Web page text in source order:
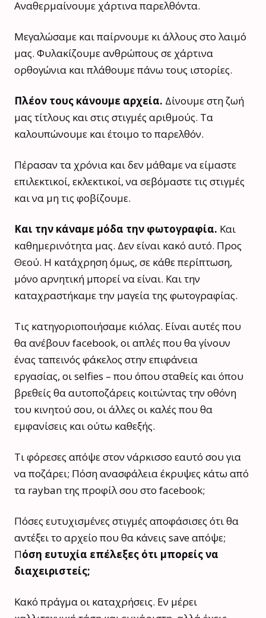
Αναθερμαίνουμε χάρτινα παρελθόντα.
Μεγαλώσαμε και παίρνουμε κι άλλους στο λαιμό
μας. Φυλακίζουμε ανθρώπους σε χάρτινα
ορθογώνια και πλάθουμε πάνω τους ιστορίες.
Πλέον τους κάνουμε αρχεία. Δίνουμε στη ζωή
μας τίτλους και στις στιγμές αριθμούς. Τα
καλουπώνουμε και έτοιμο το παρελθόν.
Πέρασαν τα χρόνια και δεν μάθαμε να είμαστε
επιλεκτικοί, εκλεκτικοί, να σεβόμαστε τις στιγμές
και να μη τις φοβίζουμε.
Και την κάναμε μόδα την φωτογραφία. Και
καθημερινότητα μας. Δεν είναι κακό αυτό. Προς
Θεού. Η κατάχρηση όμως, σε κάθε περίπτωση,
μόνο αρνητική μπορεί να είναι. Και την
καταχραστήκαμε την μαγεία της φωτογραφίας.
Τις κατηγοριοποιήσαμε κιόλας. Είναι αυτές που
θα ανέβουν facebook, oι απλές που θα γίνουν
ένας ταπεινός φάκελος στην επιφάνεια
εργασίας, οι selfies – που όπου σταθείς και όπου
βρεθείς θα αυτοποζάρεις κοιτώντας την οθόνη
του κινητού σου, οι άλλες οι καλές που θα
εμφανίσεις και ούτω καθεξής.
Τι φόρεσες απόψε στον νάρκισσο εαυτό σου για
να ποζάρει; Πόση ανασφάλεια έκρυψες κάτω από
τα rayban της προφίλ σου στο facebook;
Πόσες ευτυχισμένες στιγμές αποφάσισες ότι θα
αντέξει το αρχείο που θα κάνεις save απόψε;
Πόση ευτυχία επέλεξες ότι μπορείς να
διαχειριστείς;
Κακό πράγμα οι καταχρήσεις. Εν μέρει